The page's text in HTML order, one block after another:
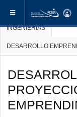
ESTÁ AQUÍ: INICIO
INGENIERÍAS
DESARROLLO